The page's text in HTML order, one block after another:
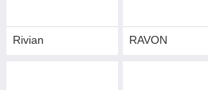
Rivian RAVON